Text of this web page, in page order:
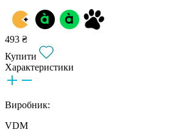
493 ₴
Купити
Характеристики
Виробник:
VDM